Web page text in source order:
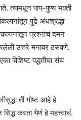
त्यामधून पाप-पुण्य भक्ती
पुढे अंधश्रद्धा
प्रश्नांचं दमन
उत्तरे मनावर ठसवणे.
विशिष्ट पद्धतीचा संच
ती गोष्ट आहे हे
करता येणं हे महत्त्वाचं.